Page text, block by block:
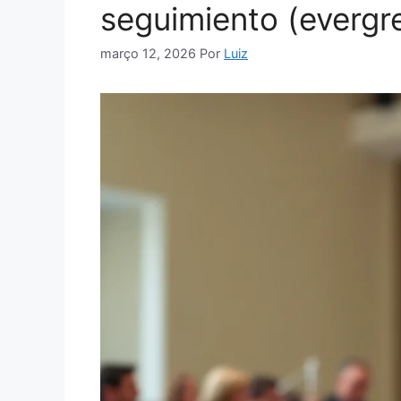
seguimiento
março 12, 2026 Por Luiz